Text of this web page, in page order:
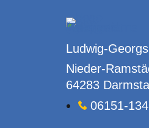
Ludwig-
Nieder-
64283
06151-